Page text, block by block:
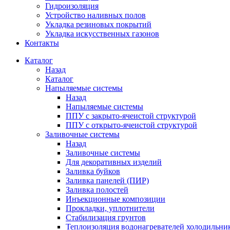
Гидроизоляция
Устройство наливных полов
Укладка резиновых покрытий
Укладка искусственных газонов
Контакты
Каталог
Назад
Каталог
Напыляемые системы
Назад
Напыляемые системы
ППУ с закрыто-ячеистой структурой
ППУ с открыто-ячеистой структурой
Заливочные системы
Назад
Заливочные системы
Для декоративных изделий
Заливка буйков
Заливка панелей (ПИР)
Заливка полостей
Инъекционные композиции
Прокладки, уплотнители
Стабилизация грунтов
Теплоизоляция водонагревателей